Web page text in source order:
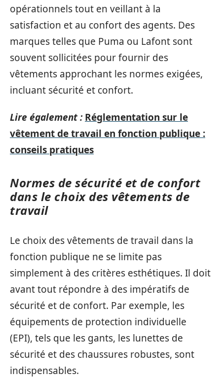
opérationnels tout en veillant à la
satisfaction et au confort des agents. Des
marques telles que Puma ou Lafont sont
souvent sollicitées pour fournir des
vêtements approchant les normes exigées,
incluant sécurité et confort.
Lire également : Réglementation sur le
vêtement de travail en fonction publique :
conseils pratiques
Normes de sécurité et de confort
dans le choix des vêtements de
travail
Le choix des vêtements de travail dans la
fonction publique ne se limite pas
simplement à des critères esthétiques. Il doit
avant tout répondre à des impératifs de
sécurité et de confort. Par exemple, les
équipements de protection individuelle
(EPI), tels que les gants, les lunettes de
sécurité et des chaussures robustes, sont
indispensables.